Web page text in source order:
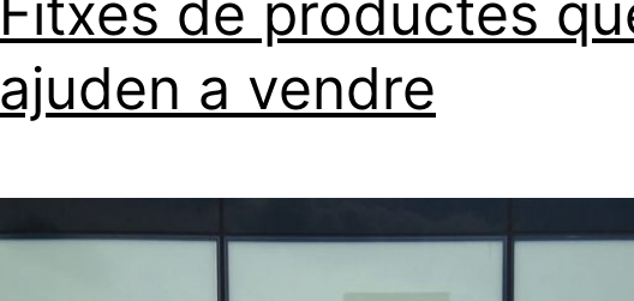
ajuden a vendre